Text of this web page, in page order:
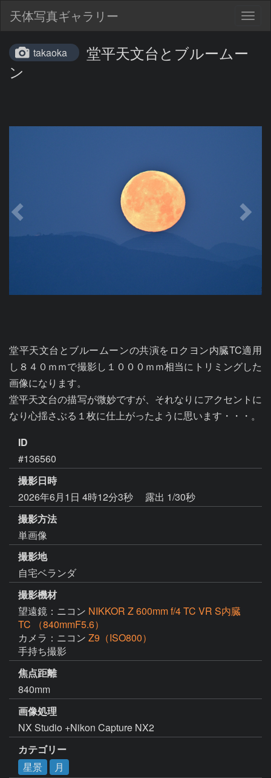
天体写真ギャラリー
takaoka
堂平天文台とブルームー
ン
堂平天文台とブルームーンの共演をロクヨン内臓TC適用
し８４０ｍｍで撮影し１０００ｍｍ相当にトリミングした
画像になります。
堂平天文台の描写が微妙ですが、それなりにアクセントに
なり心揺さぶる１枚に仕上がったように思います・・・。
ID
#136560
撮影日時
2026年6月1日 4時12分3秒
露出 1/30秒
撮影方法
単画像
撮影地
自宅ベランダ
撮影機材
望遠鏡：ニコン NIKKOR Z 600mm f/4 TC VR S内臓
TC （840mmF5.6）
カメラ：ニコン Z9（ISO800）
手持ち撮影
焦点距離
840mm
画像処理
NX Studio +Nikon Capture NX2
カテゴリー
星景
月